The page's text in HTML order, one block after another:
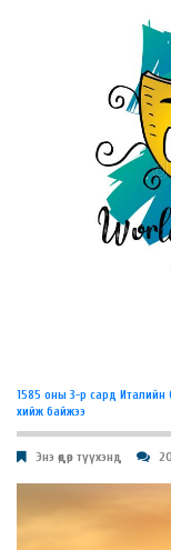
1585 оны 3-р сард Италийн
хийж байжээ
Энэ өдөр түүхэнд